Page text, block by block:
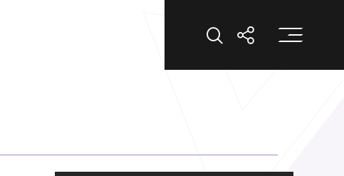
打開搜索打開分享打